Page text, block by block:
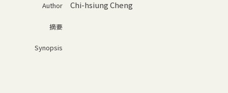
Author Chi-hsiung Cheng
摘要
Synopsis